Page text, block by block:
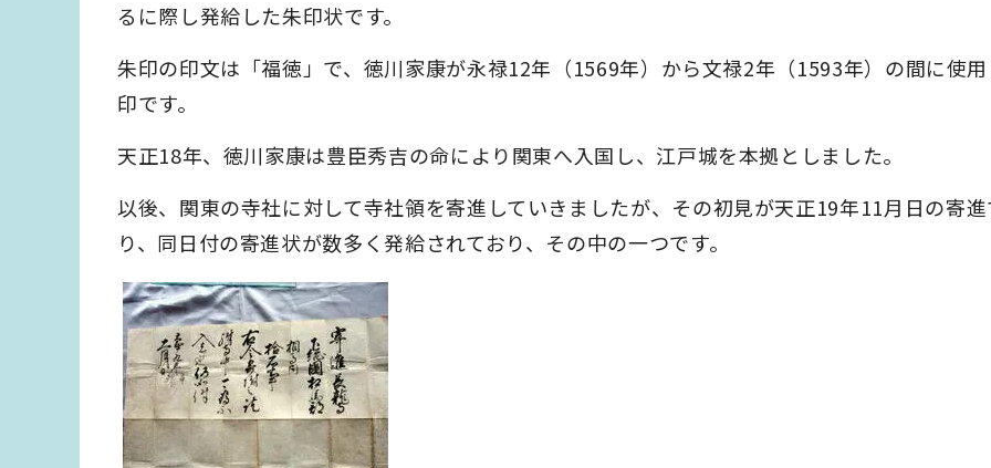
るに際し発給した朱印状です。
朱印の印文は「福徳」で、徳川家康が永禄12年（1569年）から文禄2年（1593年）の間に使
印です。
天正18年、徳川家康は豊臣秀吉の命により関東へ入国し、江戸城を本拠としました。
以後、関東の寺社に対して寺社領を寄進していきましたが、その初見が天正19年11月日の寄
り、同日付の寄進状が数多く発給されており、その中の一つです。